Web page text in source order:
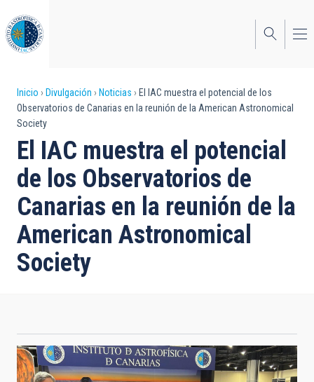
al
contenido
principal
Sobrescribir
enlaces
de
ayuda
a
la
navegación
Inicio Divulgación Noticias
El IAC muestra el potencial de los
Observatorios de Canarias en la reunión de la American Astronomical
Society
El IAC muestra el potencial
de los Observatorios de
Canarias en la reunión de la
American Astronomical
Society